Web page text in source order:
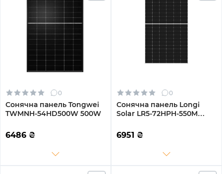
0
Сонячна панель Tongwei
TWMNH-54HD500W 500W
6486 ₴
0
Сонячна панель Longi
Solar LR5-72HPH-550M
6951 ₴